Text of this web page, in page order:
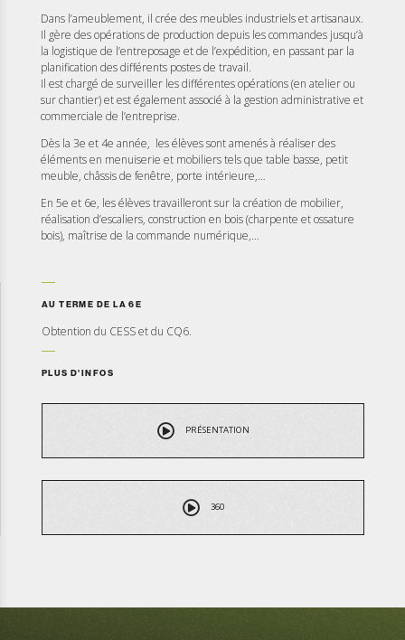
Dans l’ameublement, il crée des meubles industriels et artisanaux.
Il gère des opérations de production depuis les commandes jusqu’à
la logistique de l’entreposage et de l’expédition, en passant par la
planification des différents postes de travail.
Il est chargé de surveiller les différentes opérations (en atelier ou
sur chantier) et est également associé à la gestion administrative et
commerciale de l’entreprise.
Dès la 3e et 4e année, les élèves sont amenés à réaliser des
éléments en menuiserie et mobiliers tels que table basse, petit
meuble, châssis de fenêtre, porte intérieure,…
En 5e et 6e, les élèves travailleront sur la création de mobilier,
réalisation d’escaliers, construction en bois (charpente et ossature
bois), maîtrise de la commande numérique,…
AU TERME DE LA 6E
Obtention du CESS et du CQ6.
PLUS D'INFOS
PRÉSENTATION
360